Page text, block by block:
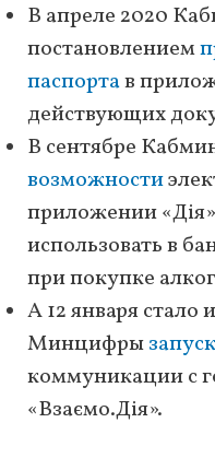
В апреле 2020
постановлением
паспортав
действующих
В сентябре
возможности
приложении
использовать в
при покупке
А 12 января стало
Минцифры
коммуникации с
«Взаємо.Дія».